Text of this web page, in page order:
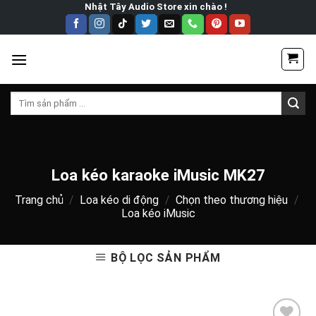
Nhật Tây Audio Store xin chào !
Tìm
Loa kéo karaoke iMusic MK27
Trang chủ / Loa kéo di động / Chọn theo thương hiệu /
Loa kéo iMusic
BỘ LỌC SẢN PHẨM